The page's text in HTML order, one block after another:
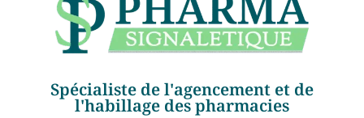
Spécialiste de l'agencement et de
l'habillage des pharmacies